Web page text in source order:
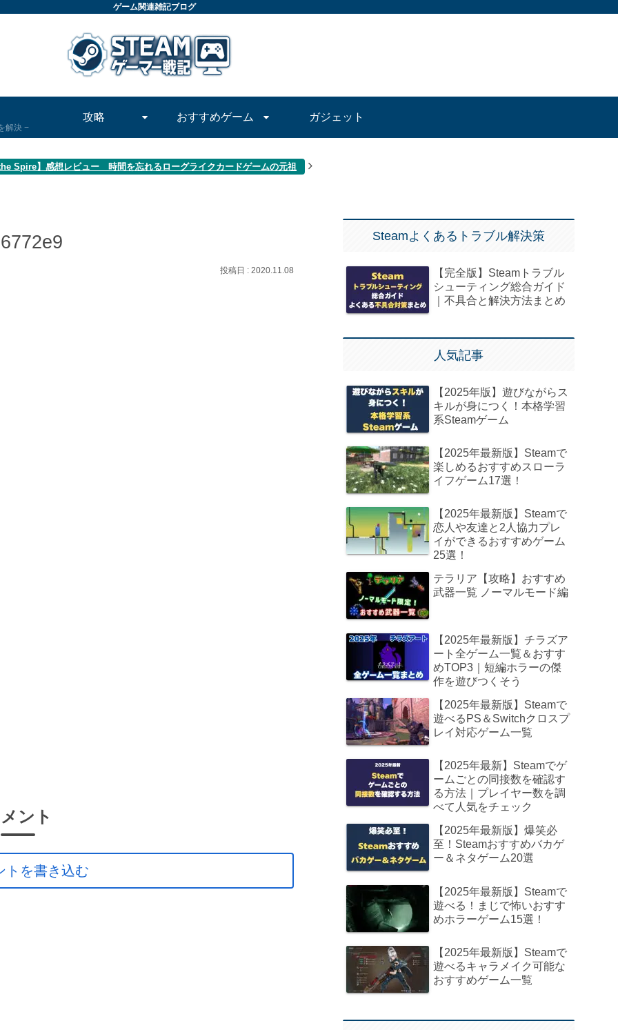
ゲーム関連雑記ブログ
解決
攻略 おすすめゲーム ガジェット
Spire】感想レビュー 時間を忘れるローグライクカードゲームの元祖
2020.11.08
ント
トを書き込む
Steamよくあるトラブル解決策
【完全版】Steamトラブル
シューティング総合ガイド
｜不具合と解決方法まとめ
人気記事
【2025年版】遊びながらス
キルが身につく！本格学習
系Steamゲーム
【2025年最新版】Steamで
楽しめるおすすめスローラ
イフゲーム17選！
【2025年最新版】Steamで
恋人や友達と2人協力プレ
イができるおすすめゲーム
25選！
テラリア【攻略】おすすめ
武器一覧 ノーマルモード編
【2025年最新版】チラズア
ート全ゲーム一覧＆おすす
めTOP3｜短編ホラーの傑
作を遊びつくそう
【2025年最新版】Steamで
遊べるPS＆Switchクロスプ
レイ対応ゲーム一覧
【2025年最新】Steamでゲ
ームごとの同接数を確認す
る方法｜プレイヤー数を調
べて人気をチェック
【2025年最新版】爆笑必
至！Steamおすすめバカゲ
ー＆ネタゲーム20選
【2025年最新版】Steamで
遊べる！まじで怖いおすす
めホラーゲーム15選！
【2025年最新版】Steamで
遊べるキャラメイク可能な
おすすめゲーム一覧